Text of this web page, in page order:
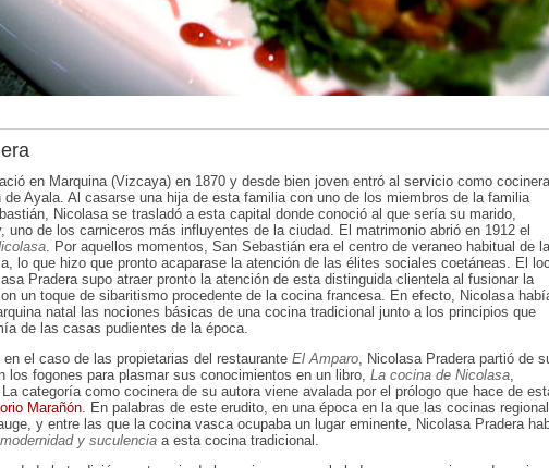
en Marquina (Vizcaya) en 1870 y desde bien joven entró al servicio como cocinera
de Ayala. Al casarse una hija de esta familia con uno de los miembros de la familia
Nicolasa se trasladó a esta capital donde conoció al que sería su marido,
uno de los carniceros más influyentes de la ciudad. El matrimonio abrió en 1912 el
. Por aquellos momentos, San Sebastián era el centro de veraneo habitual de la
lo que hizo que pronto acaparase la atención de las élites sociales coetáneas. El
Pradera supo atraer pronto la atención de esta distinguida clientela al fusionar la
un toque de sibaritismo procedente de la cocina francesa. En efecto, Nicolasa
natal las nociones básicas de una cocina tradicional junto a los principios que
de las casas pudientes de la época.
el caso de las propietarias del restaurante El Amparo , Nicolasa Pradera partió de
los fogones para plasmar sus conocimientos en un libro, La cocina de Nicolasa
categoría como cocinera de su autora viene avalada por el prólogo que hace de
Marañón . En palabras de este erudito, en una época en la que las cocinas
y entre las que la cocina vasca ocupaba un lugar eminente, Nicolasa Pradera
y suculencia a esta cocina tradicional.